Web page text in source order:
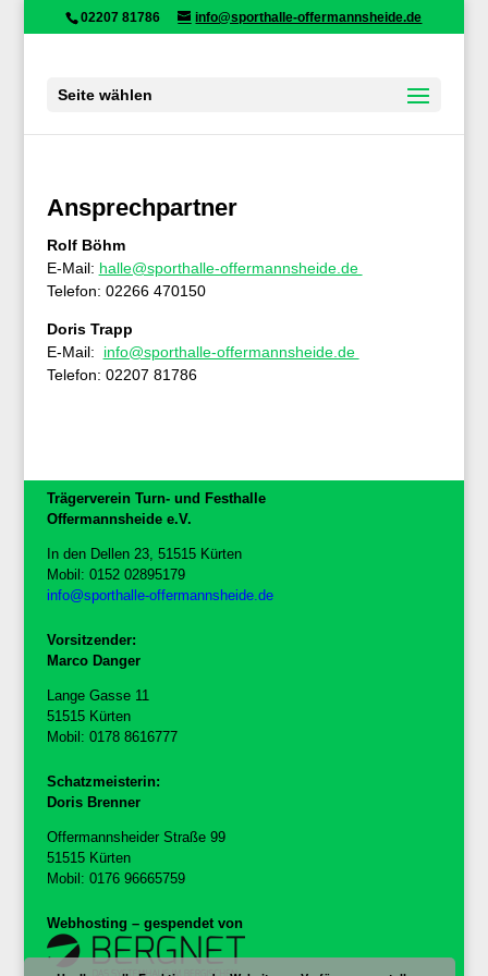
02207 81786 info@sporthalle-offermannsheide.de
Seite wählen
Ansprechpartner
Rolf Böhm
E-Mail: halle@sporthalle-offermannsheide.de
Telefon: 02266 470150
Doris Trapp
E-Mail: info@sporthalle-offermannsheide.de
Telefon: 02207 81786
Trägerverein Turn- und Festhalle
Offermannsheide e.V.
In den Dellen 23, 51515 Kürten
Mobil: 0152 02895179
info@sporthalle-offermannsheide.de
Vorsitzender:
Marco Danger
Lange Gasse 11
51515 Kürten
Mobil: 0178 8616777
Schatzmeisterin:
Doris Brenner
Offermannsheider Straße 99
51515 Kürten
Mobil: 0176 96665759
Webhosting – gespendet von